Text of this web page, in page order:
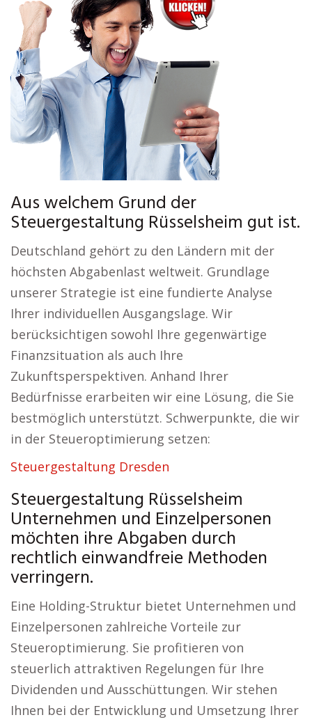
Aus welchem Grund der
Steuergestaltung Rüsselsheim gut ist.
Deutschland gehört zu den Ländern mit der
höchsten Abgabenlast weltweit. Grundlage
unserer Strategie ist eine fundierte Analyse
Ihrer individuellen Ausgangslage. Wir
berücksichtigen sowohl Ihre gegenwärtige
Finanzsituation als auch Ihre
Zukunftsperspektiven. Anhand Ihrer
Bedürfnisse erarbeiten wir eine Lösung, die Sie
bestmöglich unterstützt. Schwerpunkte, die wir
in der Steueroptimierung setzen:
Steuergestaltung Dresden
Steuergestaltung Rüsselsheim
Unternehmen und Einzelpersonen
möchten ihre Abgaben durch
rechtlich einwandfreie Methoden
verringern.
Eine Holding-Struktur bietet Unternehmen und
Einzelpersonen zahlreiche Vorteile zur
Steueroptimierung. Sie profitieren von
steuerlich attraktiven Regelungen für Ihre
Dividenden und Ausschüttungen. Wir stehen
Ihnen bei der Entwicklung und Umsetzung Ihrer